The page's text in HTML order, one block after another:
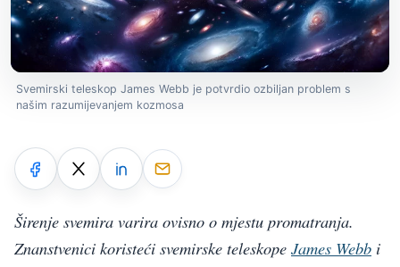
Svemirski teleskop James Webb je potvrdio ozbiljan problem s
našim razumijevanjem kozmosa
Širenje svemira varira ovisno o mjestu promatranja.
Znanstvenici koristeći svemirske teleskope James Webb i